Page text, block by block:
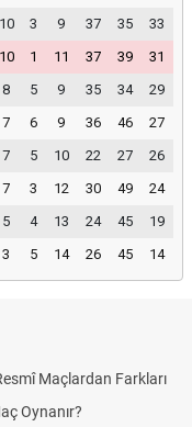
10 3 9 37 35
33
10 1 11 37 39
31
8 5 9 35 34
29
7 6 9 36 46
27
7 5 10 22 27
26
7 3 12 30 49
24
5 4 13 24 45
19
3 5 14 26 45 14
Maçlardan Farkları
Oynanır?